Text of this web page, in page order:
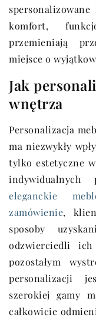
komfort,
przemieniają
miejsce o
Jak
wnętrza
Personalizacja
ma niezwykły
tylko estetyczne
eleganckie
zamówienie,
sposoby
odzwierciedli
pozostałym
personalizacji
szerokiej gamy
całkowicie